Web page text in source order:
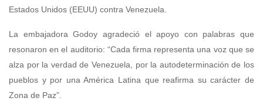
Estados Unidos (EEUU) contra Venezuela.
La embajadora Godoy agradeció el apoyo con palabras que
resonaron en el auditorio: “Cada firma representa una voz que se
alza por la verdad de Venezuela, por la autodeterminación de los
pueblos y por una América Latina que reafirma su carácter de
Zona de Paz”.